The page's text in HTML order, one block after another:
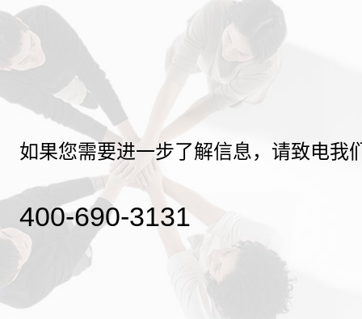
如果您需要进一步了解信息，请致电我
400-690-3131